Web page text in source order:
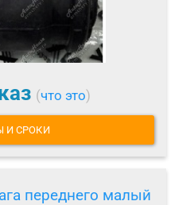
(что это)
И СРОКИ
переднего малый